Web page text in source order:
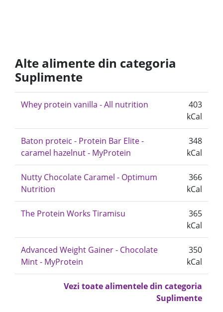
Alte alimente din categoria
Suplimente
Whey protein vanilla - All nutrition
403
kCal
Baton proteic - Protein Bar Elite -
caramel hazelnut - MyProtein
348
kCal
Nutty Chocolate Caramel - Optimum
Nutrition
366
kCal
The Protein Works Tiramisu
365
kCal
Advanced Weight Gainer - Chocolate
Mint - MyProtein
350
kCal
Vezi toate alimentele din categoria
Suplimente